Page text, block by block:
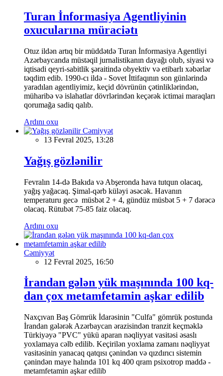
Turan İnformasiya Agentliyinin
oxucularına müraciətı
Otuz ildən artıq bir müddətdə Turan İnformasiya Agentliyi
Azərbaycanda müstəqil jurnalistikanın dayağı olub, siyasi və
iqtisadi qeyri-sabitlik şəraitində obyektiv və etibarlı xəbərlər
təqdim edib. 1990-cı ildə - Sovet İttifaqının son günlərində
yaradılan agentliyimiz, keçid dövrünün çətinliklərindən,
müharibə və islahatlar dövrlərindən keçərək ictimai maraqları
qorumağa sadiq qalıb.
Ardını oxu
Cəmiyyət
13 Fevral 2025, 13:28
Yağış gözlənilir
Fevralın 14-də Bakıda və Abşeronda hava tutqun olacaq,
yağış yağacaq. Şimal-qərb küləyi əsəcək. Havanın
temperaturu gecə müsbət 2 + 4, gündüz müsbət 5 + 7 dərəcə
olacaq. Rütubət 75-85 faiz olacaq.
Ardını oxu
Cəmiyyət
12 Fevral 2025, 16:50
İrandan gələn yük maşınında 100 kq-
dan çox metamfetamin aşkar edilib
Naxçıvan Baş Gömrük İdarəsinin "Culfa" gömrük postunda
İrandan gələrək Azərbaycan ərazisindən tranzit keçməklə
Türkiyəyə "PVC" yükü aparan nəqliyyat vasitəsi əsaslı
yoxlamaya cəlb edilib. Keçirilən yoxlama zamanı nəqliyyat
vasitəsinin yanacaq qatqısı çənindən və qızdırıcı sistemin
çənindən maye halında 101 kq 400 qram psixotrop maddə -
metamfetamin aşkar edilib